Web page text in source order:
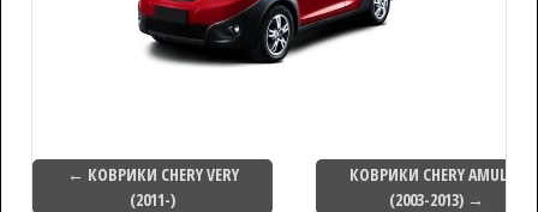
← КОВРИКИ CHERY VERY
(2011-)
КОВРИКИ CHERY AMULET
(2003-2013) →